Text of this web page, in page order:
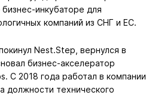
инкубаторе для
компаний из СНГ и ЕС.
Nest.Step, вернулся в
бизнес-акселератор
С 2018 года работал в компании
должности технического